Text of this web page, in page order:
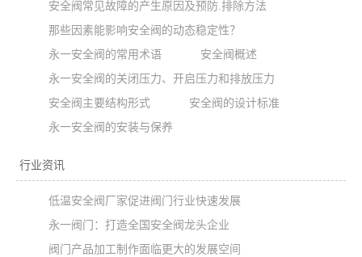
安全阀常见故障的产生原因及预防.排除方法
那些因素能影响安全阀的动态稳定性？
永一安全阀的常用术语
安全阀概述
永一安全阀的关闭压力、开启压力和排放压力
安全阀主要结构形式
安全阀的设计标准
永一安全阀的安装与保养
行业资讯
低温安全阀厂家促进阀门行业快速发展
永一阀门：打造全国安全阀龙头企业
阀门产品加工制作面临更大的发展空间